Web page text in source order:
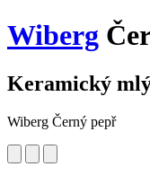
Wiberg
Keramický
Wiberg Černý pepř